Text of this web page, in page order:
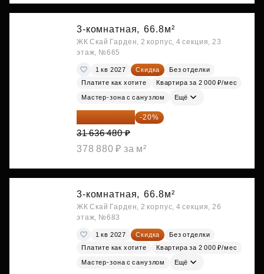
3-комнатная, 66.8м²
ЖК Скай Гарден, 2 корпус, 4 секция, 23
этаж, №665
1 кв 2027 Скидка
Без отделки
Платите как хотите
Квартира за 2 000 ₽/мес
Мастер-зона с санузлом Ещё
25 309 184 ₽ -20%
31 636 480 ₽
378 880 ₽ за м²
3-комнатная, 66.8м²
ЖК Скай Гарден, 2 корпус, 4 секция, 26
этаж, №683
1 кв 2027 Скидка
Без отделки
Платите как хотите
Квартира за 2 000 ₽/мес
Мастер-зона с санузлом Ещё